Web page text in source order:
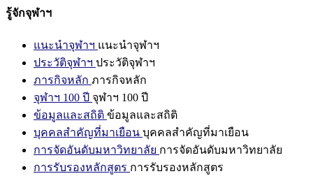
รู้จักจุฬาฯ
แนะนำจุฬาฯ แนะนำจุฬาฯ
ประวัติจุฬาฯ ประวัติจุฬาฯ
ภารกิจหลัก ภารกิจหลัก
จุฬาฯ 100 ปี จุฬาฯ 100 ปี
ข้อมูลและสถิติ ข้อมูลและสถิติ
บุคคลสำคัญที่มาเยือน บุคคลสำคัญที่มาเยือน
การจัดอันดับมหาวิทยาลัย การจัดอันดับมหาวิทยาลัย
การรับรองหลักสูตร การรับรองหลักสูตร